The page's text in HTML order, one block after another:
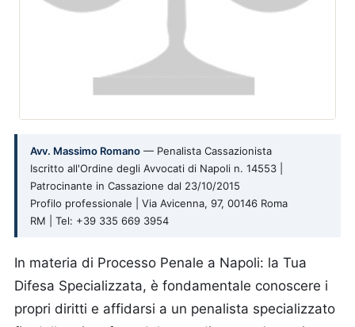
Avv. Massimo Romano — Penalista Cassazionista
Iscritto all'Ordine degli Avvocati di Napoli n. 14553 |
Patrocinante in Cassazione dal 23/10/2015
Profilo professionale | Via Avicenna, 97, 00146 Roma
RM | Tel: +39 335 669 3954
In materia di Processo Penale a Napoli: la Tua
Difesa Specializzata, è fondamentale conoscere i
propri diritti e affidarsi a un penalista specializzato